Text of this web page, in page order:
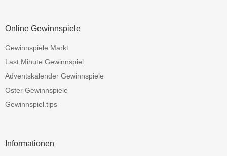
Online Gewinnspiele
Gewinnspiele Markt
Last Minute Gewinnspiel
Adventskalender Gewinnspiele
Oster Gewinnspiele
Gewinnspiel.tips
Informationen